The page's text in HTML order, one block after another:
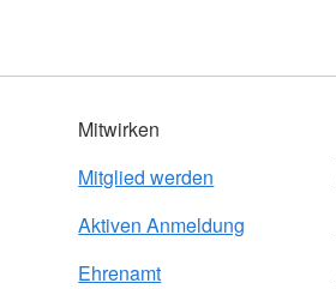
Mitwirken
Mitglied werden
Aktiven Anmeldung
Ehrenamt